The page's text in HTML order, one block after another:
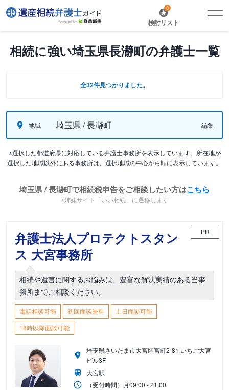
0
検討リスト
相続に強い埼玉県長瀞町の弁護士一覧
全32件見つかりました。
地域 埼玉県 / 長瀞町 編集
※選択した都道府県に対応している弁護士事務所を表示しています。所在地が
選択した地域以外にある事務所は、選択地域の中心から順に表示しています。
埼玉県 / 長瀞町で相続税申告をご相談したい方はこちら
※姉妹サイト「いい相続」に遷移します
弁護士法人プロテクトスタン
ス 大宮事務所
PR
相続や遺言に関するお悩みは、豊富な解決実績のある当事
務所までご相談ください。
電話相談可能 初回面談無料
土日面談可能
18時以降面談可能
埼玉県さいたま市大宮区宮町2-81 いちご大宮
ビル3F
大宮駅
（受付時間） 月09:00 - 21:00